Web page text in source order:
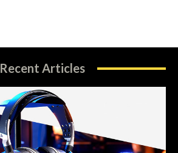
Recent Articles